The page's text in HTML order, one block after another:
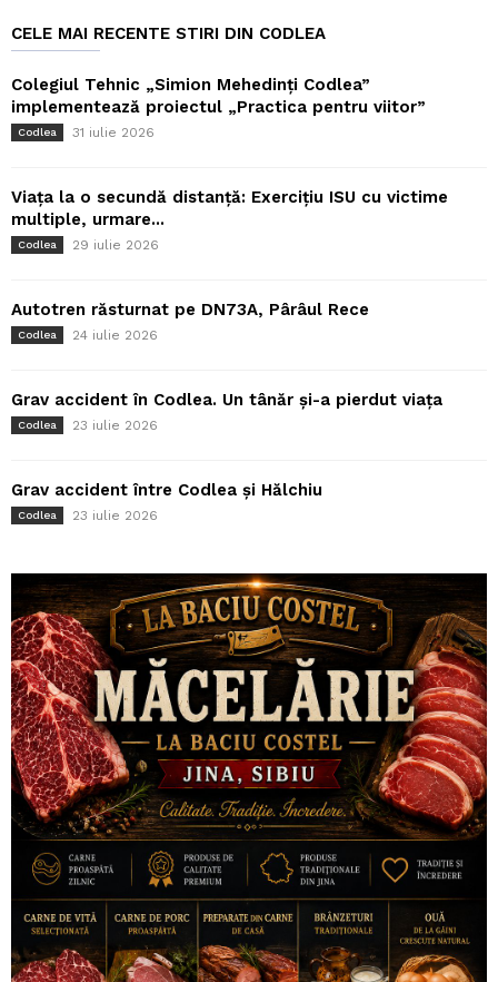
CELE MAI RECENTE STIRI DIN CODLEA
Colegiul Tehnic „Simion Mehedinți Codlea”
implementează proiectul „Practica pentru viitor”
Codlea 31 iulie 2026
Viața la o secundă distanță: Exercițiu ISU cu victime
multiple, urmare...
Codlea 29 iulie 2026
Autotren răsturnat pe DN73A, Pârâul Rece
Codlea 24 iulie 2026
Grav accident în Codlea. Un tânăr și-a pierdut viața
Codlea 23 iulie 2026
Grav accident între Codlea și Hălchiu
Codlea 23 iulie 2026